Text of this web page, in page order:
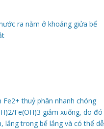
ra nằm ở khoảng giửa bể
thuỷ phân nhanh chóng
Fe(OH)3 giảm xuống, do đó
lắng trong bể lắng và có thể dễ